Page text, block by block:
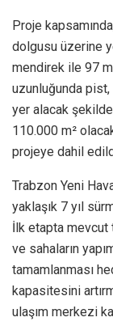
Proje
dolgusu üzerine
mendirek ile 97
uzunluğunda
yer alacak şekilde
110.000 m²
projeye dahil
Trabzon Yeni
yaklaşık 7 yıl
İlk etapta
ve sahaların
tamamlanması
kapasitesini
ulaşım merkezi